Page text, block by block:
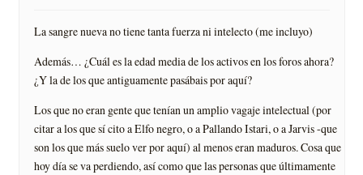
La sangre nueva no tiene tanta fuerza ni intelecto (me incluyo)
Además… ¿Cuál es la edad media de los activos en los foros ahora?
¿Y la de los que antiguamente pasábais por aquí?
Los que no eran gente que tenían un amplio vagaje intelectual (por
citar a los que sí cito a Elfo negro, o a Pallando Istari, o a Jarvis -que
son los que más suelo ver por aquí) al menos eran maduros. Cosa que
hoy día se va perdiendo, así como que las personas que últimamente